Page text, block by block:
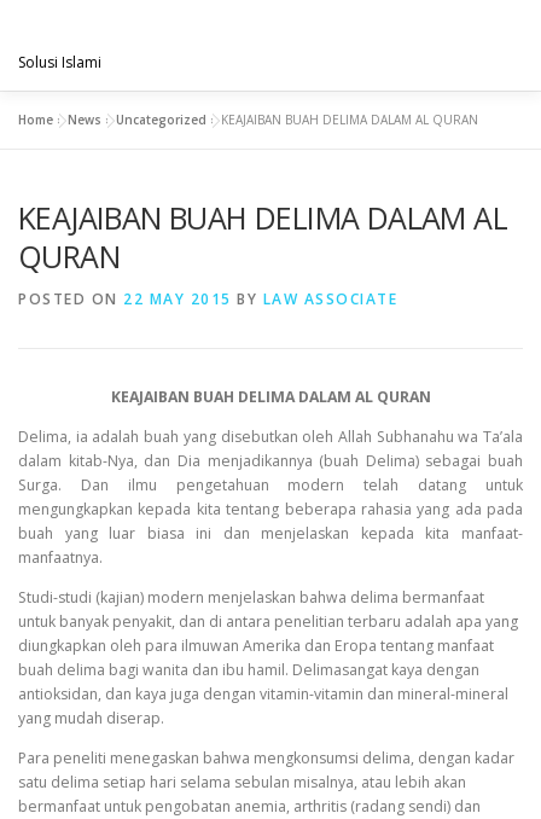
content
Solusi Islami
PROJECT ARTIKEL & BERITA CONTACT
Home »News »Uncategorized »KEAJAIBAN BUAH DELIMA DALAM AL QURAN
KEAJAIBAN BUAH DELIMA DALAM AL
QURAN
POSTED ON 22 MAY 2015 BY LAW ASSOCIATE
KEAJAIBAN BUAH DELIMA DALAM AL QURAN
Delima, ia adalah buah yang disebutkan oleh Allah Subhanahu wa Ta’ala
dalam kitab-Nya, dan Dia menjadikannya (buah Delima) sebagai buah
Surga. Dan ilmu pengetahuan modern telah datang untuk
mengungkapkan kepada kita tentang beberapa rahasia yang ada pada
buah yang luar biasa ini dan menjelaskan kepada kita manfaat-
manfaatnya.
Studi-studi (kajian) modern menjelaskan bahwa delima bermanfaat
untuk banyak penyakit, dan di antara penelitian terbaru adalah apa yang
diungkapkan oleh para ilmuwan Amerika dan Eropa tentang manfaat
buah delima bagi wanita dan ibu hamil. Delimasangat kaya dengan
antioksidan, dan kaya juga dengan vitamin-vitamin dan mineral-mineral
yang mudah diserap.
Para peneliti menegaskan bahwa mengkonsumsi delima, dengan kadar
satu delima setiap hari selama sebulan misalnya, atau lebih akan
bermanfaat untuk pengobatan anemia, arthritis (radang sendi) dan